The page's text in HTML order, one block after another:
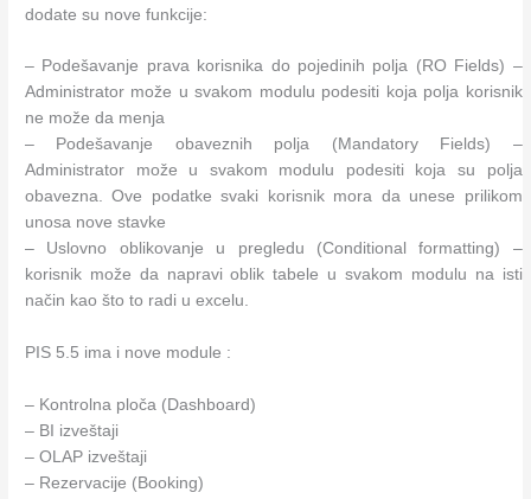
dodate su nove funkcije:
– Podešavanje prava korisnika do pojedinih polja (RO Fields) –
Administrator može u svakom modulu podesiti koja polja korisnik
ne može da menja
– Podešavanje obaveznih polja (Mandatory Fields) –
Administrator može u svakom modulu podesiti koja su polja
obavezna. Ove podatke svaki korisnik mora da unese prilikom
unosa nove stavke
– Uslovno oblikovanje u pregledu (Conditional formatting) –
korisnik može da napravi oblik tabele u svakom modulu na isti
način kao što to radi u excelu.
PIS 5.5 ima i nove module :
– Kontrolna ploča (Dashboard)
– BI izveštaji
– OLAP izveštaji
– Rezervacije (Booking)